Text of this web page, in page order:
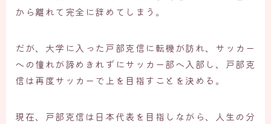
から離れて完全に辞めてしまう。
だが、大学に入った戸部克信に転機が訪れ、サッカー
への憧れが諦めきれずにサッカー部へ入部し、戸部克
信は再度サッカーで上を目指すことを決める。
現在、戸部克信は日本代表を目指しながら、人生の分